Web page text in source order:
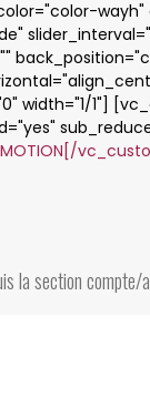
width="1/1"]
MOTION[/
la section compte/